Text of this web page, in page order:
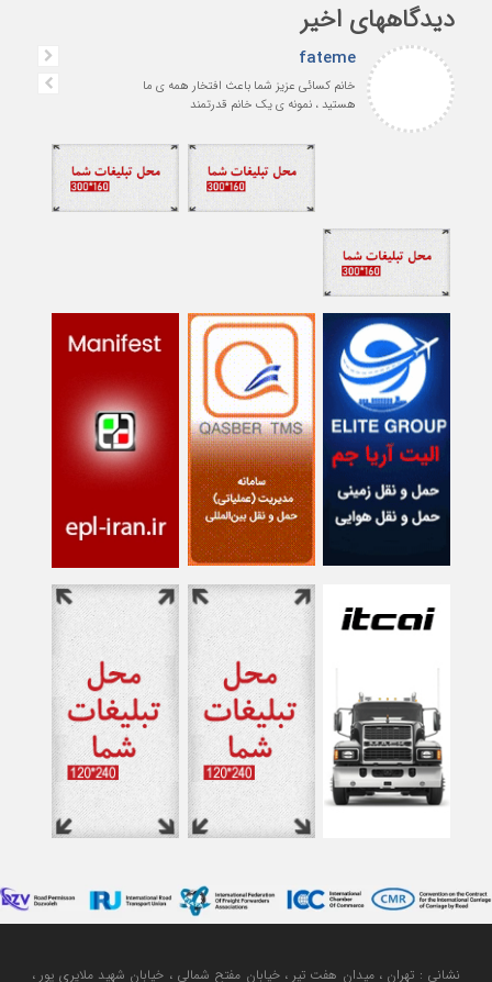
دیدگاههای اخیر
fateme
خانم کسائی عزیز شما باعث افتخار همه ی ما
هستید ، نمونه ی یک خانم قدرتمند
نشانی : تهران ، میدان هفت تیر ، خیابان مفتح شمالی ، خیابان شهید ملایری پور ،